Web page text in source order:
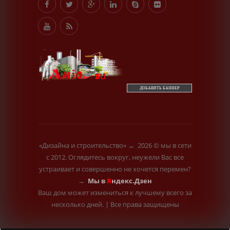
пропустить его мимо ушей. Он никогда не бывает
полезен никому, кроме того, кто его дал.
-- Люблю давать советы и очень не люблю, когда их дают
ДОБАВИТЬ БАННЕР
«Дизайна и строительство»→ 2026© мы в сети
с 2012. Оглядитесь вокруг, неужели Вас все
устраивает и совершенно не хочется перемен?
→ Мы вЯндекс.Дзен
Ваш дом может измениться к лучшему всего за
несколько дней.| Все права защищены